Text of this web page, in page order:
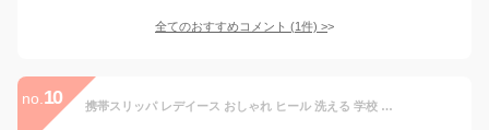
全てのおすすめコメント (1件) >
no. 10 携帯スリッパ レデイース おしゃれ ヒール 洗える 学校 保護者 スリッパ お受験 入学式 卒業式 コンパクト 携帯 レディース かかと付きブラック 洗濯 可愛い 室内 ぺたんこ フォーマル 折りたたみ スリッパ フラット かわいい 履きやすい 脱げにくい 携帯スリッパ ヒール付き